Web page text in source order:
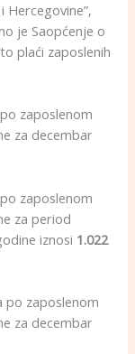
Hercegovine”,
je Saopćenje o
plaći zaposlenih
zaposlenom
za decembar
zaposlenom
za period
iznosi 1.022
po zaposlenom
za decembar